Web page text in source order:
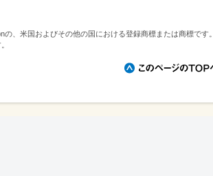
、米国およびその他の国における登録商標または商標です。